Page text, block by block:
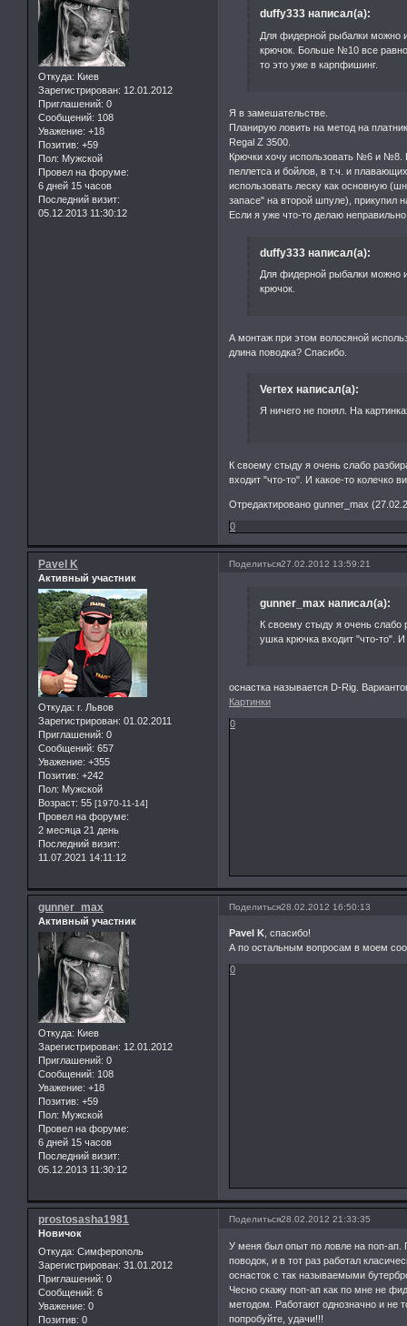
Откуда: Киев
Зарегистрирован: 12.01.2012
Приглашений: 0
Сообщений: 108
Уважение: +18
Позитив: +59
Пол: Мужской
Провел на форуме:
6 дней 15 часов
Последний визит:
05.12.2013 11:30:12
duffy333 написал(а):
Для фидерной рыбалки можно
крючок. Больше №10 все
то это уже в карпфишинг.
Я в замешательстве.
Планирую ловить на метод на
Regal Z 3500.
Крючки хочу использовать №6 и №8.
пеллетса и бойлов, в т.ч. и
использовать леску как основную
запасе" на второй шпуле), прикупил
Если я уже что-то делаю
duffy333 написал(а):
Для фидерной рыбалки можно
крючок.
А монтаж при этом волосяной
длина поводка? Спасибо.
Vertex написал(а):
Я ничего не понял. На
К своему стыду я очень слабо
входит "что-то". И какое-то колечко
Отредактировано gunner_max
0
Поделиться27.02.2012 13:59:21
Pavel K
Активный участник
Откуда: г. Львов
Зарегистрирован: 01.02.2011
Приглашений: 0
Сообщений: 657
Уважение: +355
Позитив: +242
Пол: Мужской
Возраст: 55 [1970-11-14]
Провел на форуме:
2 месяца 21 день
Последний визит:
11.07.2021 14:11:12
gunner_max написал(а):
К своему стыду я очень
ушка крючка входит "что-то".
оснастка называется D-Rig.
Картинки
0
Поделиться28.02.2012 16:50:13
gunner_max
Активный участник
Откуда: Киев
Зарегистрирован: 12.01.2012
Приглашений: 0
Сообщений: 108
Уважение: +18
Позитив: +59
Пол: Мужской
Провел на форуме:
6 дней 15 часов
Последний визит:
05.12.2013 11:30:12
Pavel K, спасибо!
А по остальным вопросам в моем
0
Поделиться28.02.2012 21:33:35
prostosasha1981
Новичок
Откуда: Симферополь
Зарегистрирован: 31.01.2012
Приглашений: 0
Сообщений: 6
Уважение: 0
Позитив: 0
У меня был опыт по ловле на поп-ап.
поводок, и в тот раз работал
оснасток с так называемыми
Чесно скажу поп-ап как по мне не
методом. Работают однозначно и не
попробуйте, удачи!!!